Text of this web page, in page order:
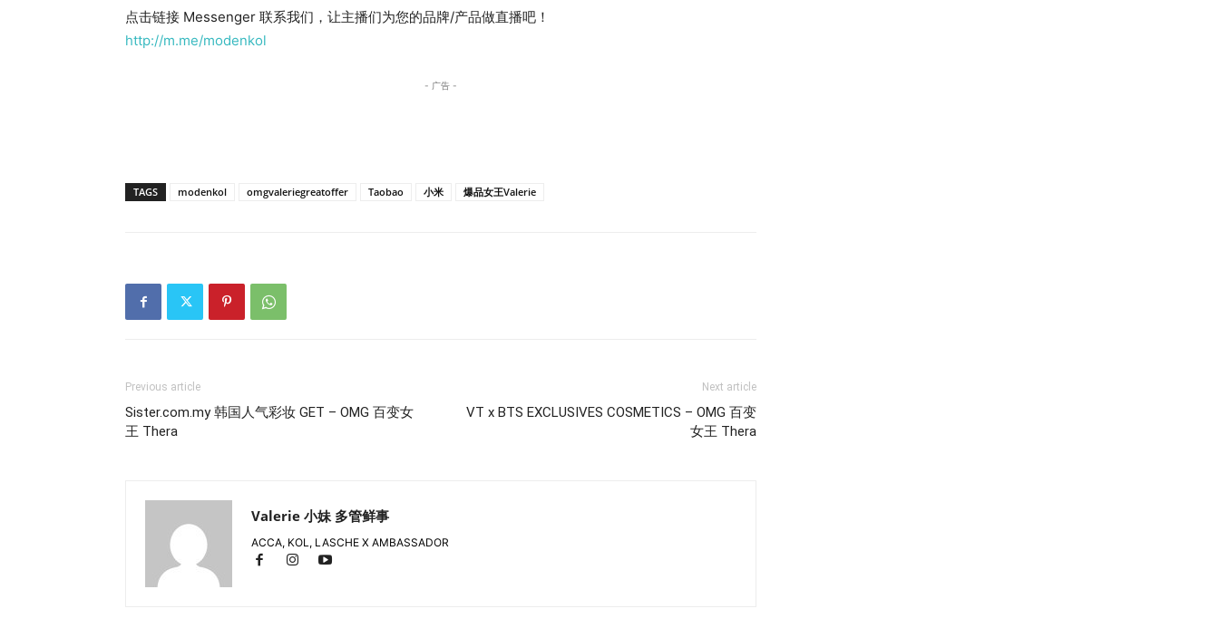
点击链接 Messenger 联系我们，让主播们为您的品牌/产品做直播吧！
http://m.me/modenkol
- 广告 -
TAGS modenkol omgvaleriegreatoffer Taobao 小米 爆品女王Valerie
Previous article
Sister.com.my 韩国人气彩妆 GET – OMG 百变女
王 Thera
Next article
VT x BTS EXCLUSIVES COSMETICS – OMG 百变
女王 Thera
Valerie 小妹 多管鲜事
ACCA, KOL, LASCHE X AMBASSADOR